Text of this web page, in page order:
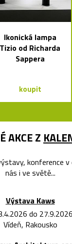
Ikonická lampa
Tizio od Richarda
Sappera
koupit
AKCE Z
konference
nás i ve světě...
Výstava Kaws
do 27.9.2026
Vídeň, Rakousko